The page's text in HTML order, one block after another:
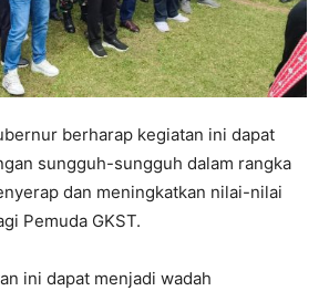
berharap kegiatan ini dapat
sungguh-sungguh dalam rangka
dan meningkatkan nilai-nilai
Pemuda GKST.
ini dapat menjadi wadah